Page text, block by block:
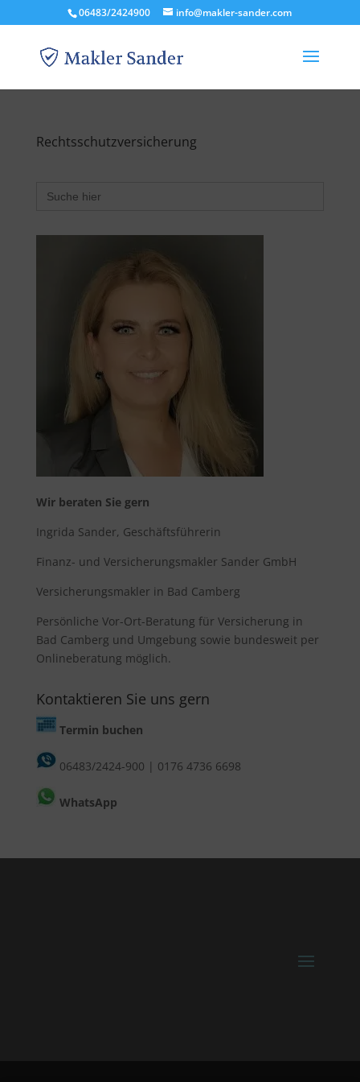
06483/2424900 info@makler-sander.com
Rechtsschutzversicherung
for:
Wir beraten Sie gern
Ingrida Sander, Geschäftsführerin
Finanz- und Versicherungsmakler Sander GmbH
Versicherungsmakler in Bad Camberg
Persönliche Vor-Ort-Beratung für Versicherung in
Bad Camberg und Umgebung sowie bundesweit per
Onlineberatung möglich.
Kontaktieren Sie uns gern
Termin buchen
06483/2424-900 | 0176 4736 6698
WhatsApp